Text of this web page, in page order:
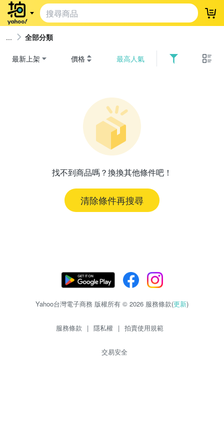
登
全部分類
最新上架 價格 最高人氣
找不到商品嗎？換換其他條件吧！
清除條件再搜尋
Yahoo台灣電子商務 版權所有 © 2026 服務條款(更新)
服務條款 | 隱私權 | 拍賣使用規範
交易安全